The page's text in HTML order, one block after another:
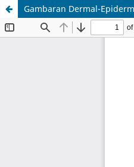
Gambaran Dermal-